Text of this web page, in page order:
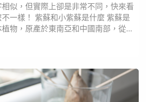
似，但實際上卻是非常不同，快來看
一樣！ 紫蘇和小紫蘇是什麼 紫蘇是
物，原產於東南亞和中國南部，從種
的用途。紫蘇又可細分成紅紫蘇或綠
特別的香味，因此常用於料理，像是
料理的香氣與味道；小紫蘇則是同屬
（Basil seeds），原產...